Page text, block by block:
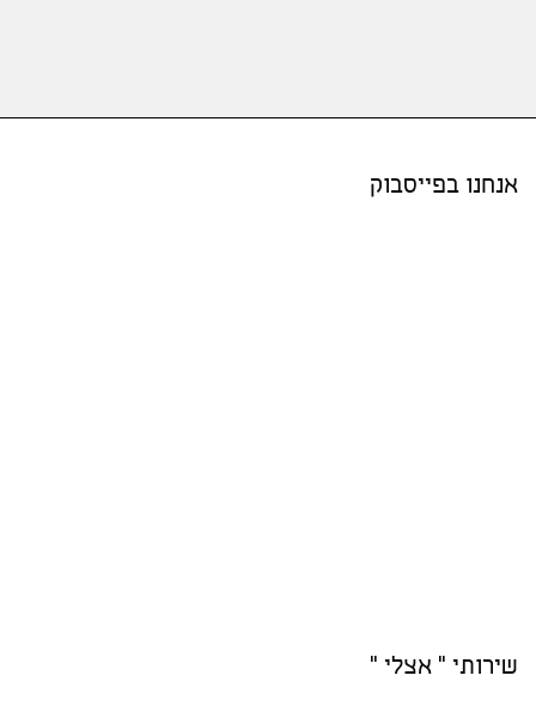
אנחנו בפייסבוק
שירותי " אצלי "